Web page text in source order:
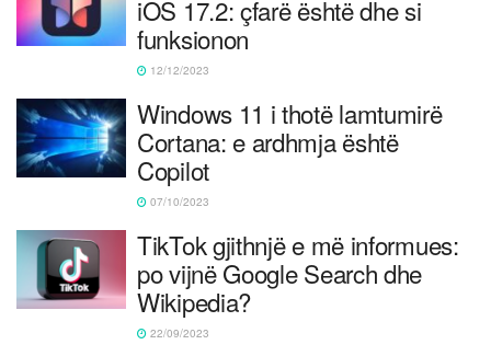
iOS 17.2: çfarë është dhe si
funksionon
12/12/2023
Windows 11 i thotë lamtumirë
Cortana: e ardhmja është
Copilot
07/10/2023
TikTok gjithnjë e më informues:
po vijnë Google Search dhe
Wikipedia?
22/09/2023